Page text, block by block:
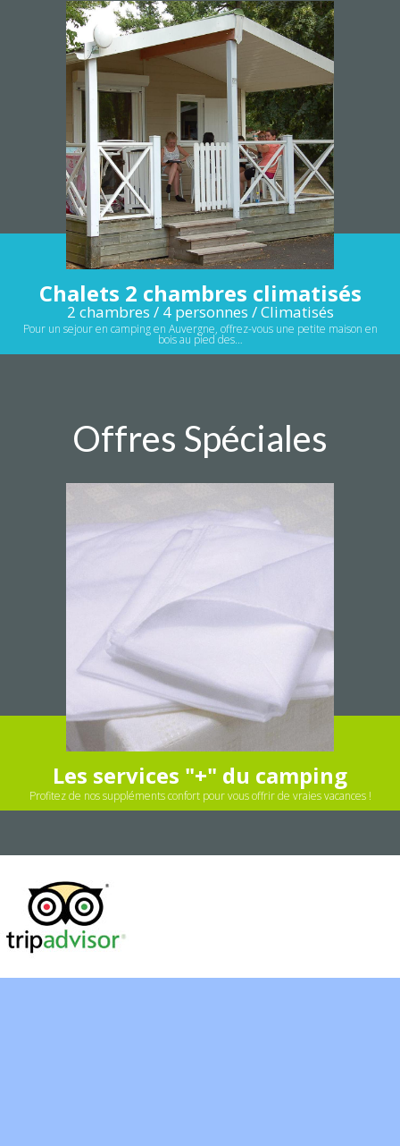
Chalets 2 chambres climatisés
2 chambres / 4 personnes / Climatisés
Pour un sejour en camping en Auvergne, offrez-vous une petite maison en
bois au pied des…
Offres Spéciales
Les services "+" du camping
Profitez de nos suppléments confort pour vous offrir de vraies vacances !